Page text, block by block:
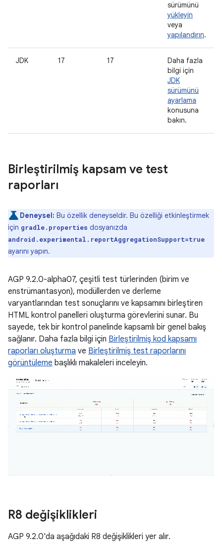
sürümünü
yükleyin
veya
yapılandırın.
JDK 17 17
Daha fazla
bilgi için
JDK
sürümünü
ayarlama
konusuna
bakın.
Birleştirilmiş kapsam ve test
raporları
Deneysel: Bu özellik deneyseldir. Bu özelliği etkinleştirmek
için gradle.properties dosyanızda
android.experimental.reportAggregationSupport=true
ayarını yapın.
AGP 9.2.0-alpha07, çeşitli test türlerinden (birim ve
enstrümantasyon), modüllerden ve derleme
varyantlarından test sonuçlarını ve kapsamını birleştiren
HTML kontrol panelleri oluşturma görevlerini sunar. Bu
sayede, tek bir kontrol panelinde kapsamlı bir genel bakış
sağlanır. Daha fazla bilgi için Birleştirilmiş kod kapsamı
raporları oluşturma ve Birleştirilmiş test raporlarını
görüntüleme başlıklı makaleleri inceleyin.
R8 değişiklikleri
AGP 9.2.0'da aşağıdaki R8 değişiklikleri yer alır.